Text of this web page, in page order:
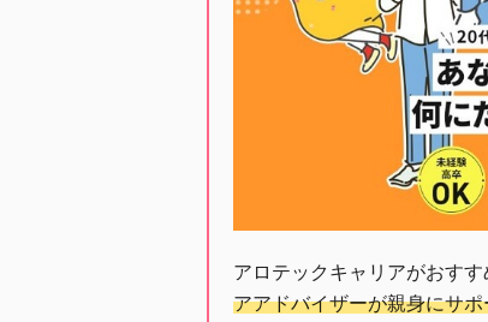
アロテックキャリアがおす
アアドバイザーが親身にサポ